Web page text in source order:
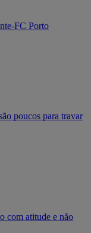
FC Porto
poucos para travar
com atitude e não